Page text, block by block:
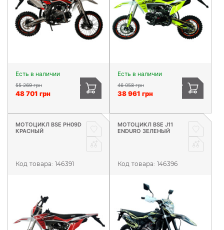
Есть в наличии
55 269 грн
48 701 грн
Есть в наличии
46 058 грн
38 961 грн
МОТОЦИКЛ BSE PH09D
КРАСНЫЙ
Код товара: 146391
МОТОЦИКЛ BSE J11
ENDURO ЗЕЛЕНЫЙ
Код товара: 146396